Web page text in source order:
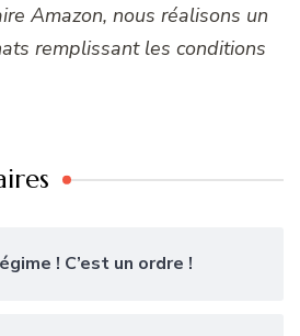
Amazon, nous réalisons un
remplissant les conditions
! C’est un ordre !